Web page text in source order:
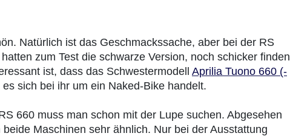
Natürlich ist das Geschmackssache, aber bei der RS
zum Test die schwarze Version, noch schicker finden
ist, dass das Schwestermodell Aprilia Tuono 660 (-
sich bei ihr um ein Naked-Bike handelt.
660 muss man schon mit der Lupe suchen. Abgesehen
Maschinen sehr ähnlich. Nur bei der Ausstattung